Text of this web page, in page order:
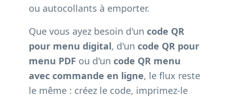
ou autocollants à emporter.
Que vous ayez besoin d'un code QR
pour menu digital, d'un code QR pour
menu PDF ou d'un code QR menu
avec commande en ligne, le flux reste
le même : créez le code, imprimez-le